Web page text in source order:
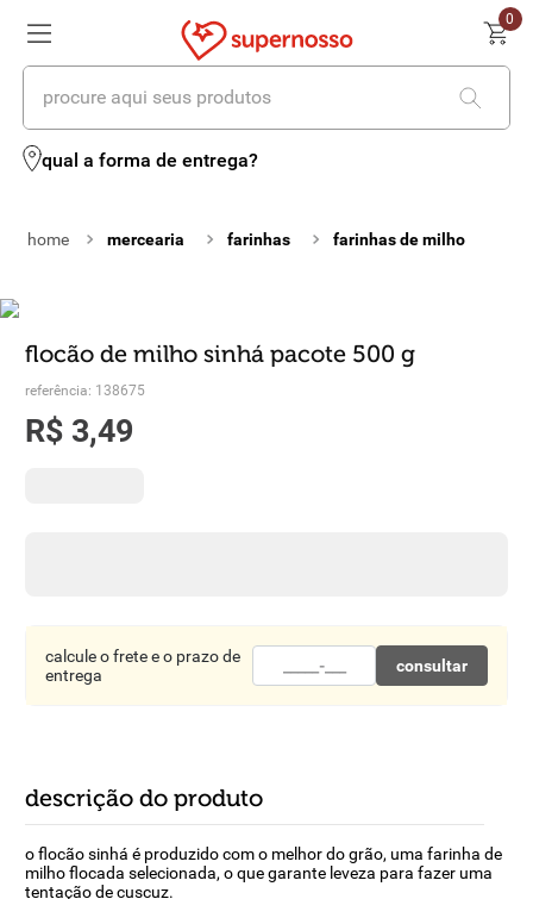
0
procure aqui seus produtos
qual a forma de entrega?
mercearia farinhas farinhas de milho
flocão de milho sinhá pacote 500 g
referência: 138675
R$ 3,49
calcule o frete e o prazo de
entrega
consultar
descrição do produto
o flocão sinhá é produzido com o melhor do grão, uma farinha de
milho flocada selecionada, o que garante leveza para fazer uma
tentação de cuscuz.
termos mais buscados
2º leite
4º iogurte
5º queijo
6º biscoito
10º chocolate